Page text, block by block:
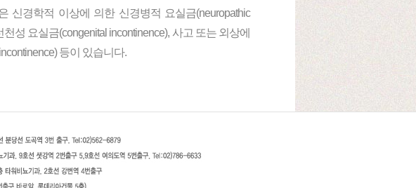
신경학적 이상에 의한 신경병적 요실금(neuropathic
성 요실금(congenital incontinence), 사고 또는 외상에
등이 있습니다.